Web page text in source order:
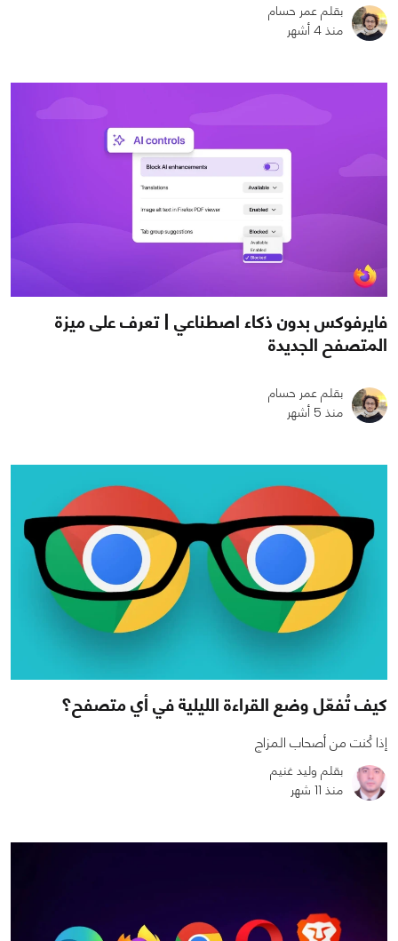
بقلم عمر حسام
منذ 4 أشهر
750
فايرفوكس بدون ذكاء اصطناعي | تعرف على ميزة
المتصفح الجديدة
بقلم عمر حسام
منذ 5 أشهر
كيف تُفعّل وضع القراءة الليلية في أي متصفح؟
إذا كُنت من أصحاب المزاج
بقلم وليد غنيم
منذ 11 شهر